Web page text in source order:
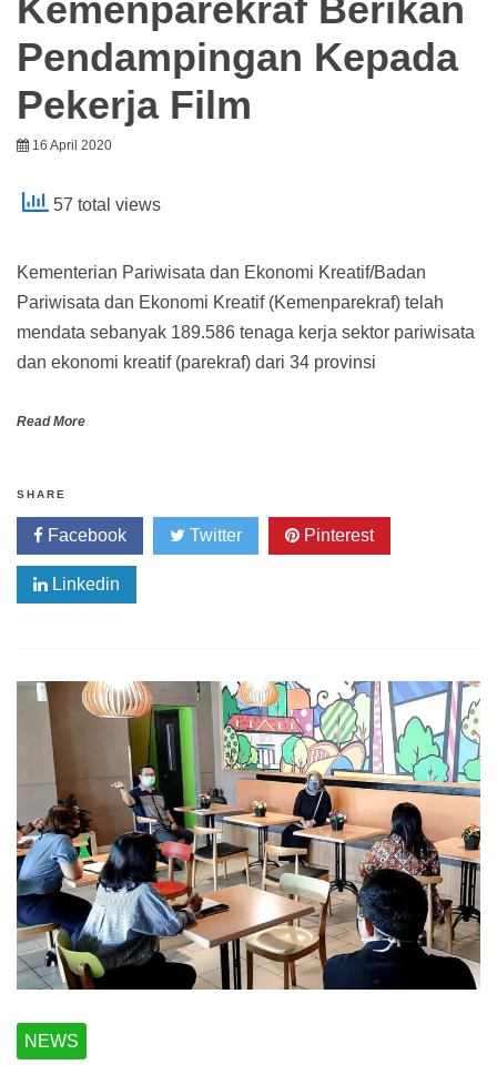
Kemenparekraf Berikan
Pendampingan Kepada
Pekerja Film
16 April 2020
57 total views
Kementerian Pariwisata dan Ekonomi Kreatif/Badan
Pariwisata dan Ekonomi Kreatif (Kemenparekraf) telah
mendata sebanyak 189.586 tenaga kerja sektor pariwisata
dan ekonomi kreatif (parekraf) dari 34 provinsi
Read More
SHARE
Facebook Twitter Pinterest
Linkedin
NEWS